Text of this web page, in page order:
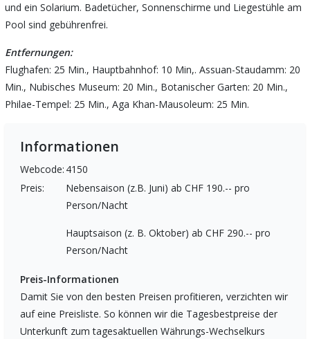
und ein Solarium. Badetücher, Sonnenschirme und Liegestühle am
Pool sind gebührenfrei.
Entfernungen:
Flughafen: 25 Min., Hauptbahnhof: 10 Min,. Assuan-Staudamm: 20
Min., Nubisches Museum: 20 Min., Botanischer Garten: 20 Min.,
Philae-Tempel: 25 Min., Aga Khan-Mausoleum: 25 Min.
Informationen
Webcode: 4150
Preis:
Nebensaison (z.B. Juni) ab CHF 190.-- pro
Person/Nacht
Hauptsaison (z. B. Oktober) ab CHF 290.-- pro
Person/Nacht
Preis-Informationen
Damit Sie von den besten Preisen profitieren, verzichten wir
auf eine Preisliste. So können wir die Tagesbestpreise der
Unterkunft zum tagesaktuellen Währungs-Wechselkurs